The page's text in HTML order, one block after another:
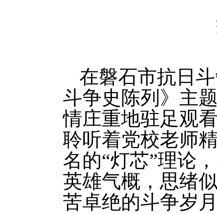
在磐石市抗日
斗争史陈列》主
情庄重地驻足观
聆听着党校老师
名的“灯芯”理论
英雄气概，思绪
苦卓绝的斗争岁